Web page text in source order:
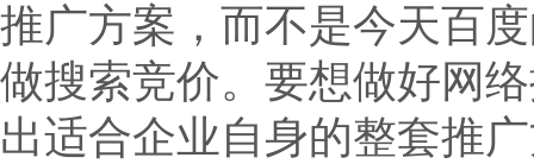
推广方案，而不是今天百
做搜索竞价。要想做好网
出适合企业自身的整套推